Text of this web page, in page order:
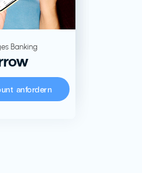
in
Banking
anfordern